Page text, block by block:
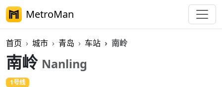
MetroMan
首页 城市 青岛 车站 南岭
南岭 Nanling
1号线